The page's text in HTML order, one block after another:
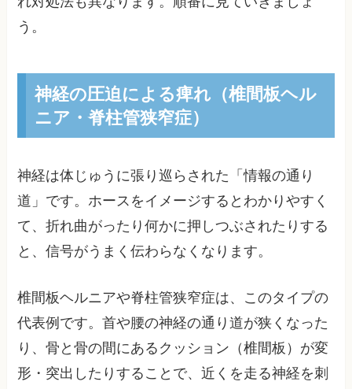
う。
神経の圧迫による痺れ（椎間板ヘル
ニア・脊柱管狭窄症）
神経は体じゅうに張り巡らされた「情報の通り
道」です。ホースをイメージするとわかりやすく
て、折れ曲がったり何かに押しつぶされたりする
と、信号がうまく伝わらなくなります。
椎間板ヘルニアや脊柱管狭窄症は、このタイプの
代表例です。首や腰の神経の通り道が狭くなった
り、骨と骨の間にあるクッション（椎間板）が変
形・突出したりすることで、近くを走る神経を刺